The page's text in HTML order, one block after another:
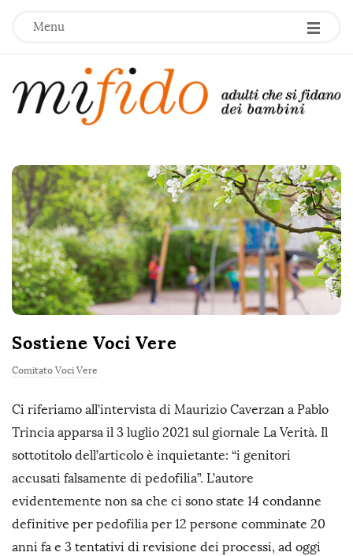
Menu
M
i
F
i
d
o
Sostiene Voci Vere
Comitato Voci Vere
Ci riferiamo all’intervista di Maurizio Caverzan a Pablo
Trincia apparsa il 3 luglio 2021 sul giornale La Verità. Il
sottotitolo dell’articolo è inquietante: “i genitori
accusati falsamente di pedofilia”. L’autore
evidentemente non sa che ci sono state 14 condanne
definitive per pedofilia per 12 persone comminate 20
anni fa e 3 tentativi di revisione dei processi, ad oggi